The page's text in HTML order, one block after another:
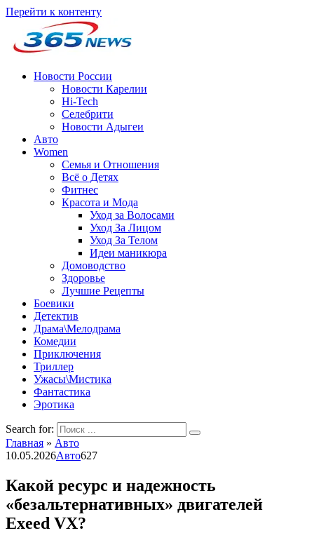
Перейти к контенту
Новости России
Новости Карелии
Hi-Tech
Селебрити
Новости Адыгеи
Авто
Women
Семья и Отношения
Всё о Детях
Фитнес
Красота и Мода
Уход за Волосами
Уход За Лицом
Уход За Телом
Идеи маникюра
Домоводство
Здоровье
Лучшие Рецепты
Боевики
Детектив
Драма\Мелодрама
Комедии
Приключения
Триллер
Ужасы\Мистика
Фантастика
Эротика
Search for:
Главная » Авто
10.05.2026Авто627
Какой ресурс и надежность
«безальтернативных» двигателей
Exeed VX?